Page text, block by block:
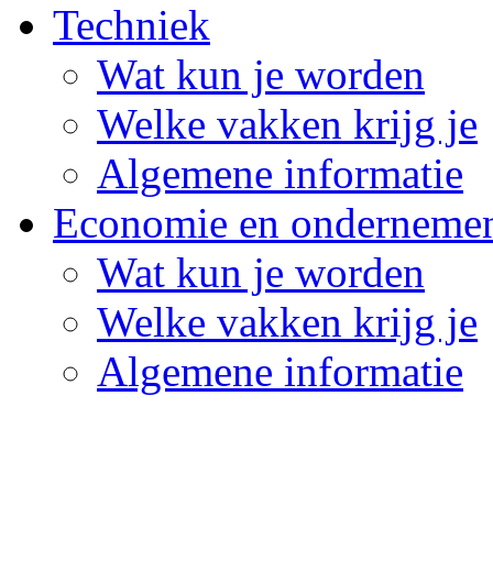
Techniek
Wat kun je worden
Welke vakken krijg je
Algemene informatie
Economie en
Wat kun je worden
Welke vakken krijg je
Algemene informatie